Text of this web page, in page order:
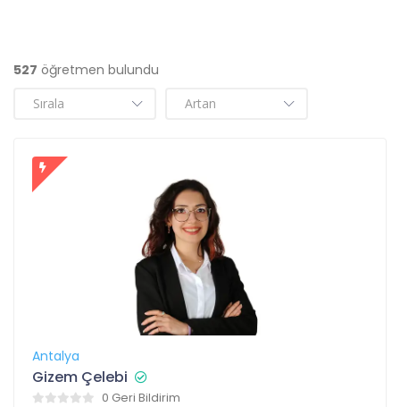
527 öğretmen bulundu
Antalya
Gizem Çelebi
0 Geri Bildirim